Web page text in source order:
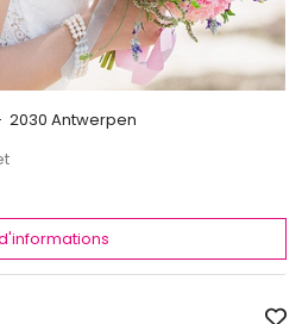
2030 Antwerpen